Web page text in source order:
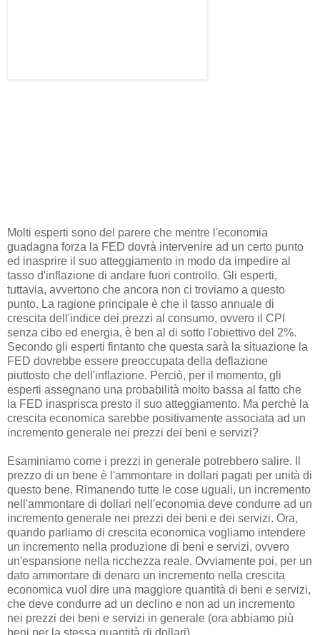
Molti esperti sono del parere che mentre l'economia
guadagna forza la FED dovrà intervenire ad un certo punto
ed inasprire il suo atteggiamento in modo da impedire al
tasso d'inflazione di andare fuori controllo. Gli esperti,
tuttavia, avvertono che ancora non ci troviamo a questo
punto. La ragione principale è che il tasso annuale di
crescita dell'indice dei prezzi al consumo, ovvero il CPI
senza cibo ed energia, è ben al di sotto l'obiettivo del 2%.
Secondo gli esperti fintanto che questa sarà la situazione la
FED dovrebbe essere preoccupata della deflazione
piuttosto che dell'inflazione. Perciò, per il momento, gli
esperti assegnano una probabilità molto bassa al fatto che
la FED inasprisca presto il suo atteggiamento. Ma perchè la
crescita economica sarebbe positivamente associata ad un
incremento generale nei prezzi dei beni e servizi?
Esaminiamo come i prezzi in generale potrebbero salire. Il
prezzo di un bene è l'ammontare in dollari pagati per unità di
questo bene. Rimanendo tutte le cose uguali, un incremento
nell'ammontare di dollari nell'economia deve condurre ad un
incremento generale nei prezzi dei beni e dei servizi. Ora,
quando parliamo di crescita economica vogliamo intendere
un incremento nella produzione di beni e servizi, ovvero
un'espansione nella ricchezza reale. Ovviamente poi, per un
dato ammontare di denaro un incremento nella crescita
economica vuol dire una maggiore quantità di beni e servizi,
che deve condurre ad un declino e non ad un incremento
nei prezzi dei beni e servizi in generale (ora abbiamo più